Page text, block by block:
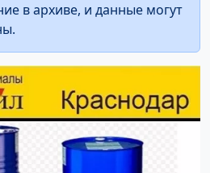
в архиве, и данные могут